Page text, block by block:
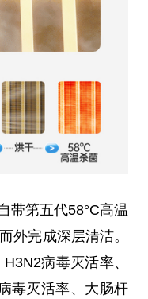
带第五代58°C高温
外完成深层清洁。
病毒灭活率、
毒灭活率、大肠杆